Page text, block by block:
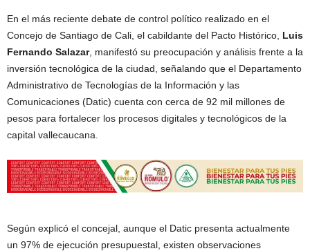
En el más reciente debate de control político realizado en el
Concejo de Santiago de Cali, el cabildante del Pacto Histórico, Luis
Fernando Salazar, manifestó su preocupación y análisis frente a la
inversión tecnológica de la ciudad, señalando que el Departamento
Administrativo de Tecnologías de la Información y las
Comunicaciones (Datic) cuenta con cerca de 92 mil millones de
pesos para fortalecer los procesos digitales y tecnológicos de la
capital vallecaucana.
Según explicó el concejal, aunque el Datic presenta actualmente
un 97% de ejecución presupuestal, existen observaciones